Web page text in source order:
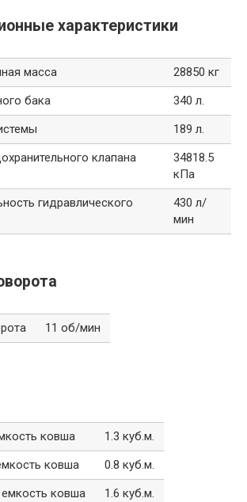
характеристики
масса
28850 кг
бака
340 л.
189 л.
клапана
34818.5
кПа
гидравлического
430 л/
мин
11 об/мин
ковша
1.3 куб.м.
ковша
0.8 куб.м.
ковша
1.6 куб.м.